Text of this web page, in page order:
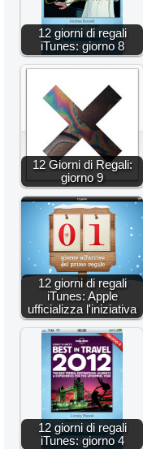
12 giorni di regali
iTunes: giorno 8
12 Giorni di Regali:
giorno 9
12 giorni di regali
iTunes: Apple
ufficializza l'iniziativa
12 giorni di regali
iTunes: giorno 4